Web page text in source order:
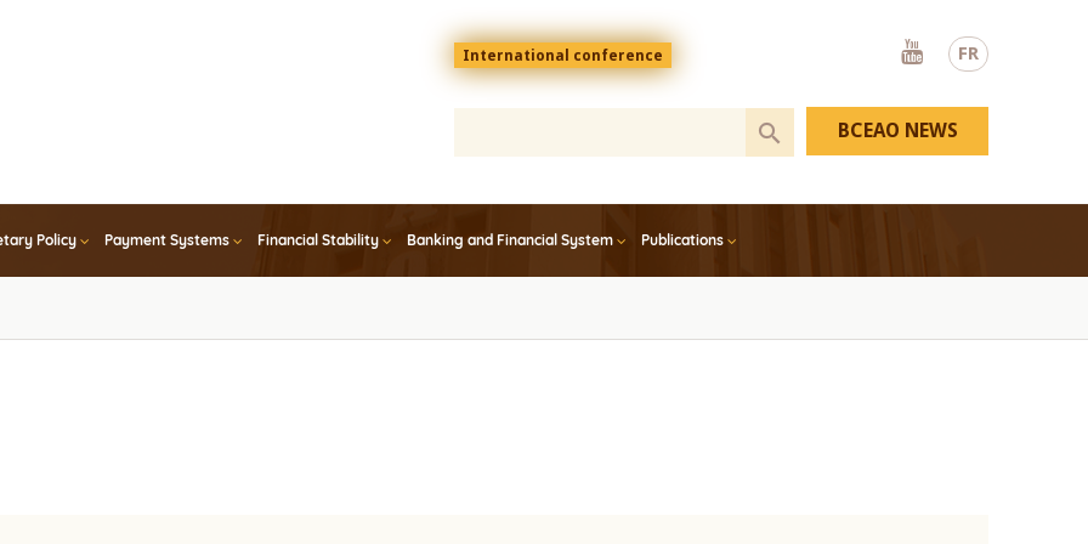
FR
Menu
top
En
International conference
Youtube
Policy Payment Systems Financial Stability Banking and Financial System Publications
BCEAO NEWS